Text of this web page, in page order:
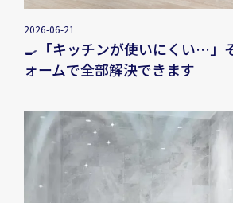
2026-06-21
🍳「キッチンが使いにくい…」
ォームで全部解決できます